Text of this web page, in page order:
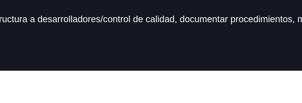
a desarrolladores/control de calidad, documentar procedimientos,